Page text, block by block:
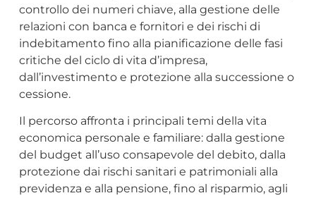
controllo dei numeri chiave, alla gestione delle
relazioni con banca e fornitori e dei rischi di
indebitamento fino alla pianificazione delle fasi
critiche del ciclo di vita d’impresa,
dall’investimento e protezione alla successione o
cessione.
Il percorso affronta i principali temi della vita
economica personale e familiare: dalla gestione
del budget all’uso consapevole del debito, dalla
protezione dai rischi sanitari e patrimoniali alla
previdenza e alla pensione, fino al risparmio, agli